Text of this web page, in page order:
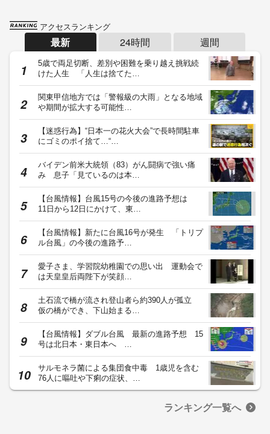
アクセスランキング
最新 24時間 週間
5歳で両足切断、差別や困難を乗り越え挑戦続
けた人生 「人生は捨てた…
関東甲信地方では「警報級の大雨」となる地域
や期間が拡大する可能性…
【迷惑行為】“日本一の花火大会”で長時間駐車
にゴミのポイ捨て…“…
バイデン前米大統領（83）がん闘病で強い痛
み 息子「見ているのは本…
【台風情報】台風15号の今後の進路予想は
11日から12日にかけて、東…
【台風情報】新たに台風16号が発生 「トリプ
ル台風」の今後の進路予…
愛子さま、学習院幼稚園での思い出 運動会で
は天皇皇后両陛下が笑顔…
土石流で橋が流され登山者ら約390人が孤立
仮の橋ができ、下山始まる…
【台風情報】ダブル台風 最新の進路予想 15
号は北日本・東日本へ …
サルモネラ菌による集団食中毒 1歳児を含む
76人に嘔吐や下痢の症状、…
ランキング一覧へ